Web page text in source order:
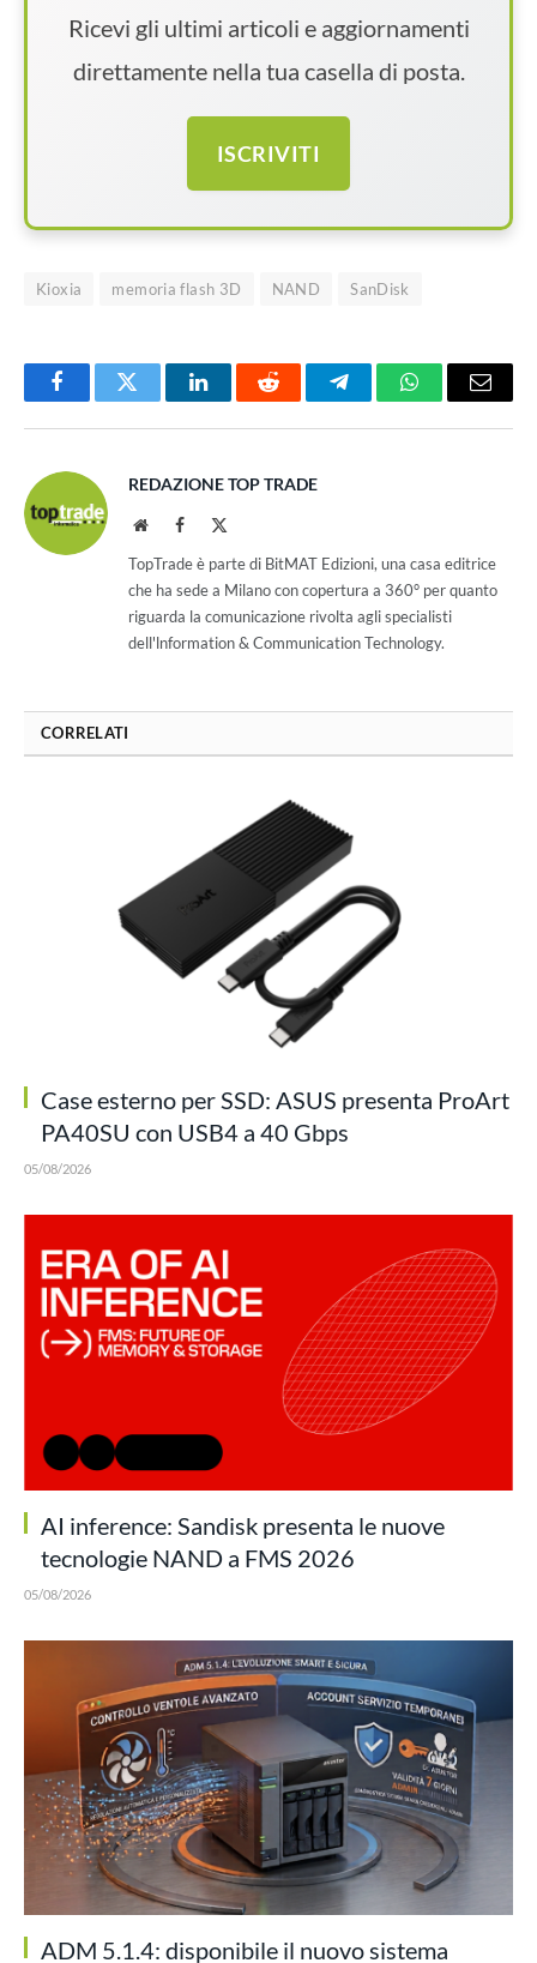
Ricevi gli ultimi articoli e aggiornamenti
direttamente nella tua casella di posta.
ISCRIVITI
Kioxia memoria flash 3D NAND SanDisk
FacebookTwitter LinkedInReddit TelegramWhatsAppEmail
REDAZIONE TOP TRADE
WebsiteFacebook
TopTrade è parte di BitMAT Edizioni, una casa editrice
che ha sede a Milano con copertura a 360° per quanto
riguarda la comunicazione rivolta agli specialisti
dell'lnformation & Communication Technology.
CORRELATI
Case esterno per SSD: ASUS presenta ProArt
PA40SU con USB4 a 40 Gbps
05/08/2026
AI inference: Sandisk presenta le nuove
tecnologie NAND a FMS 2026
05/08/2026
ADM 5.1.4: disponibile il nuovo sistema